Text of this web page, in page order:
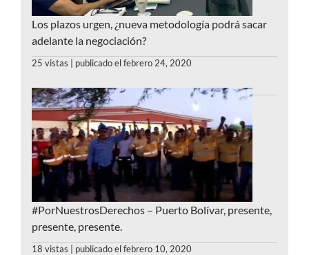
Los plazos urgen, ¿nueva metodología podrá sacar
adelante la negociación?
25 vistas publicado el febrero 24, 2020
#PorNuestrosDerechos – Puerto Bolívar, presente,
presente, presente.
18 vistas publicado el febrero 10, 2020